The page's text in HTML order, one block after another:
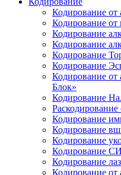
Кодирование от
Кодирование от
Кодирование
Кодирование
Кодирование
Кодирование
Кодирование от
Блок»
Кодирование
Раскодирование
Кодирование
Кодирование
Кодирование
Кодирование
Кодирование
Кодирование от